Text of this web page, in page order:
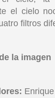
el cielo
filtros
la imagen